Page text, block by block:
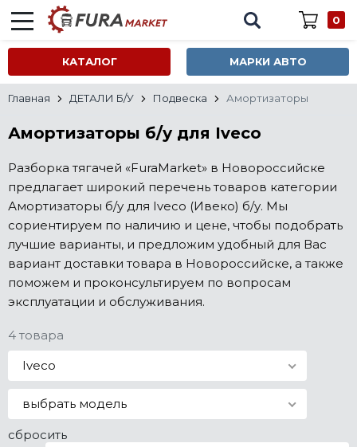
0
КАТАЛОГ МАРКИ АВТО
Все марки
Главная ДЕТАЛИ Б/У Подвеска Амортизаторы
Амортизаторы б/у для Iveco
Разборка тягачей «FuraMarket» в Новороссийске
предлагает широкий перечень товаров категории
Амортизаторы б/у для Iveco (Ивеко) б/у. Мы
сориентируем по наличию и цене, чтобы подобрать
лучшие варианты, и предложим удобный для Вас
вариант доставки товара в Новороссийске, а также
поможем и проконсультируем по вопросам
эксплуатации и обслуживания.
4 товара
Iveco
выбрать модель
сбросить